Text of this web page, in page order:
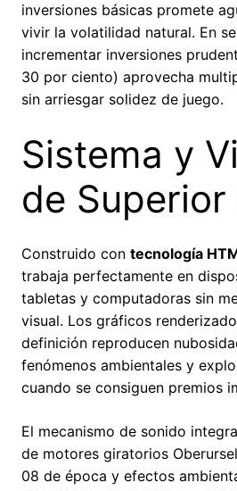
inversiones básicas promete
vivir la volatilidad natural. En
incrementar inversiones
30 por ciento) aprovecha
sin arriesgar solidez de juego.
Sistema y
de
Construido con tecnología
trabaja perfectamente en
tabletas y computadoras sin
visual. Los gráficos
definición reproducen
fenómenos ambientales y
cuando se consiguen premios
El mecanismo de sonido
de motores giratorios
08 de época y efectos